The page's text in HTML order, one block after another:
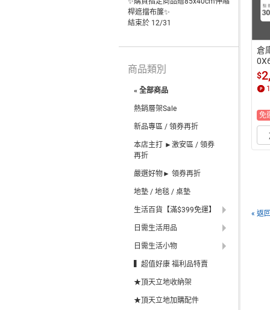
倉
(
重
$
1
免
« 返
桿遮擋布簾✨
結束於 12/31
商品類別
« 全部商品
熱銷層架Sale
新品專區 / 領券再折
本店主打 ►激安區 / 領券
再折
嚴選好物► 領券再折
地墊 / 地毯 / 桌墊
生活百貨【滿$399免運】
日需生活用品
日需生活小物
▍超值好康 福利品特賣
★頂天立地收納架
★頂天立地加購配件